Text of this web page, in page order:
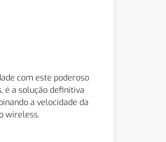
com este poderoso
é a solução definitiva
a velocidade da
wireless.